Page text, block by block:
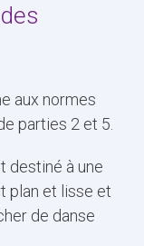
aux normes
parties 2 et 5.
destiné à une
plan et lisse et
de danse